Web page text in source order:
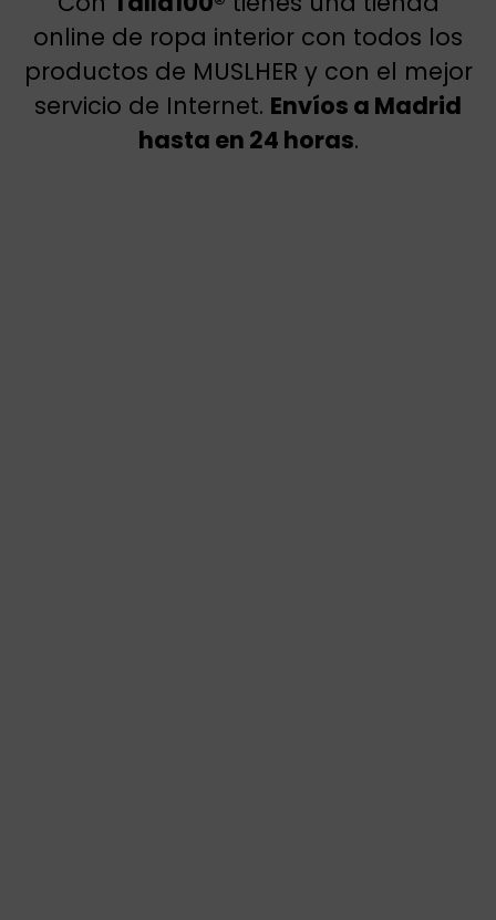
online de ropa interior con todos los
productos de MUSLHER y con el mejor
servicio de Internet. Envíos a Madrid
hasta en 24 horas.